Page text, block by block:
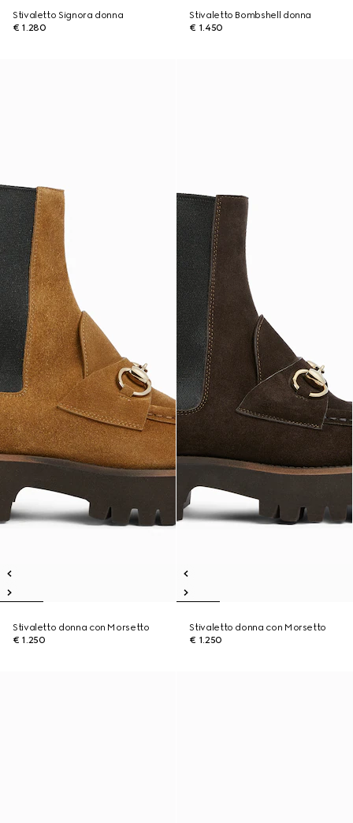
Stivaletto Signora donna
€ 1.280
Stivaletto Bombshell donna
€ 1.450
Stivaletto donna con Morsetto
€ 1.250
Stivaletto donna con Morsetto
€ 1.250